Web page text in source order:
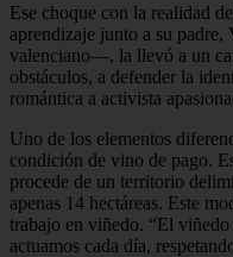
Ese choque con la realidad
aprendizaje junto a su
valenciano—, la llevó a un
obstáculos, a defender la
romántica a activista
Uno de los elementos
condición de vino de pago.
procede de un territorio
apenas 14 hectáreas. Este
trabajo en viñedo. “El
actuamos cada día,